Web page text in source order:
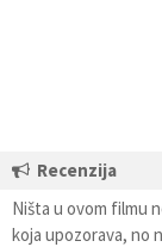
Recenzija
Ništa u ovom filmu
koja upozorava, no